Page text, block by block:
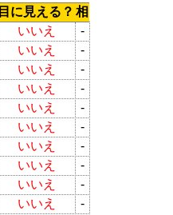
目に見える？ 相
いいえ
-
いいえ
-
いいえ
-
いいえ
-
いいえ
-
いいえ
-
いいえ
-
いいえ
-
いいえ
-
いいえ
-